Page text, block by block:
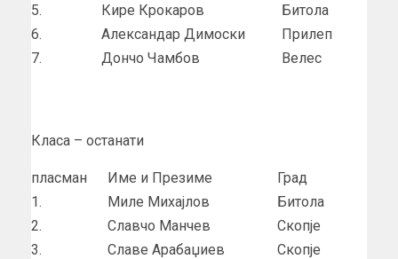
5.
Кире Крокаров
Битола
6.
Александар Димоски
Прилеп
7.
Дончо Чамбов Велес
Класа – останати
пласман Име и Презиме
Град
1.
Миле Михајлов
Битола
2.
Славчо Манчев
Скопје
3.
Славе Арабаџиев
Скопје